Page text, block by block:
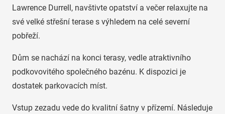
Lawrence Durrell, navštivte opatství a večer relaxujte na
své velké střešní terase s výhledem na celé severní
pobřeží.
Dům se nachází na konci terasy, vedle atraktivního
podkovovitého společného bazénu. K dispozici je
dostatek parkovacích míst.
Vstup zezadu vede do kvalitní šatny v přízemí. Následuje